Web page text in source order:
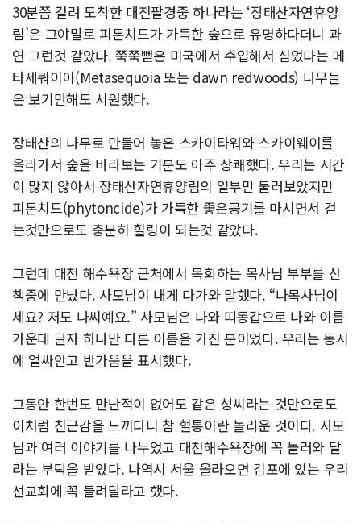
30분쯤 걸려 도착한 대전팔경중 하나라는 ‘장태산자연휴양
림’은 그야말로 피톤치드가 가득한 숲으로 유명하다더니 과
연 그런것 같았다. 쭉쭉뻗은 미국에서 수입해서 심었다는 메
타세쿼이아(Metasequoia 또는 dawn redwoods) 나무들
은 보기만해도 시원했다.
장태산의 나무로 만들어 놓은 스카이타워와 스카이웨이를
올라가서 숲을 바라보는 기분도 아주 상쾌했다. 우리는 시간
이 많지 않아서 장태산자연휴양림의 일부만 둘러보았지만
피톤치드(phytoncide)가 가득한 좋은공기를 마시면서 걷
는것만으로도 충분히 힐링이 되는것 같았다.
그런데 대천 해수욕장 근처에서 목회하는 목사님 부부를 산
책중에 만났다. 사모님이 내게 다가와 말했다. “나목사님이
세요? 저도 나씨예요.” 사모님은 나와 띠동갑으로 나와 이름
가운데 글자 하나만 다른 이름을 가진 분이었다. 우리는 동시
에 얼싸안고 반가움을 표시했다.
그동안 한번도 만난적이 없어도 같은 성씨라는 것만으로도
이처럼 친근감을 느끼다니 참 혈통이란 놀라운 것이다. 사모
님과 여러 이야기를 나누었고 대천해수욕장에 꼭 놀러와 달
라는 부탁을 받았다. 나역시 서울 올라오면 김포에 있는 우리
선교회에 꼭 들려달라고 했다.